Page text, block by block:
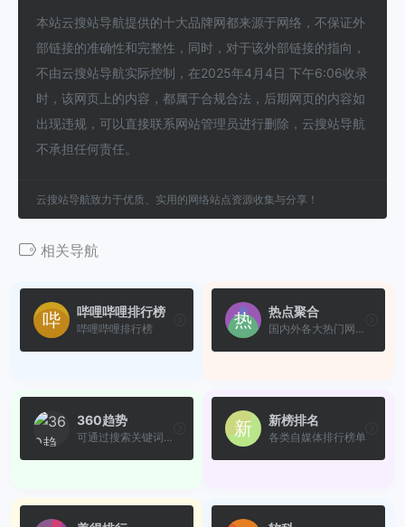
本站云搜站导航提供的十大品牌网都来源于网络，不保证外
部链接的准确性和完整性，同时，对于该外部链接的指向，
不由云搜站导航实际控制，在2025年4月4日 下午6:06收录
时，该网页上的内容，都属于合规合法，后期网页的内容如
出现违规，可以直接联系网站管理员进行删除，云搜站导航
不承担任何责任。
云搜站导航致力于优质、实用的网络站点资源收集与分享！
相关导航
哔哩哔哩排行榜
哔哩哔哩排行榜
热点聚合
国内外各大热门网站的聚合信...
360趋势
可通过搜索关键词，快速获取...
新榜排名
各类自媒体排行榜单